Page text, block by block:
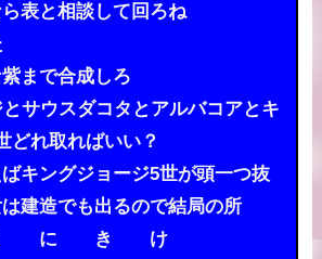
表と相談して回ろね
まで合成しろ
サウスダコタとアルバコアとキ
どれ取ればいい？
キングジョージ5世が頭一つ抜
建造でも出るので結局の所
に き け